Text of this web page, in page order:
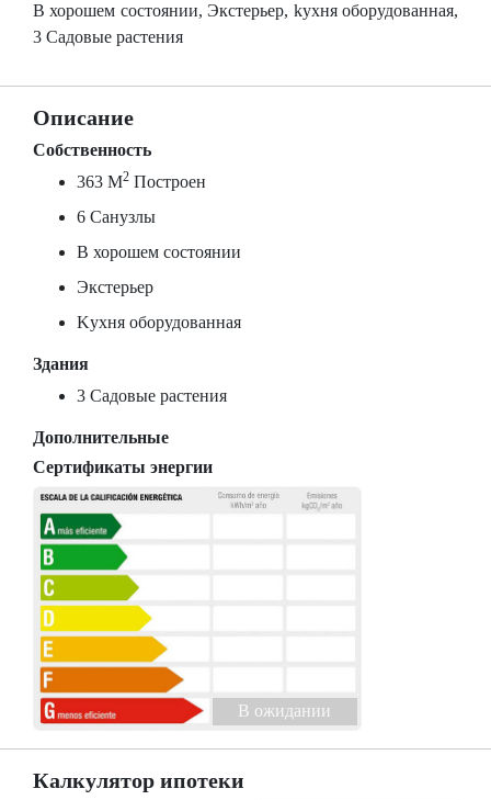
В хорошем состоянии, Экстерьер, kухня oборудованная,
3 Садовые растения
Описание
Собственность
363 M2 Построен
6 Санузлы
В хорошем состоянии
Экстерьер
Kухня oборудованная
Здания
3 Садовые растения
Дополнительные
Сертификаты энергии
B ожидании
Калкулятор ипотеки